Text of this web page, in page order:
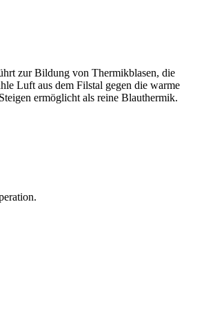
zur Bildung von Thermikblasen, die
Luft aus dem Filstal gegen die warme
ermöglicht als reine Blauthermik.